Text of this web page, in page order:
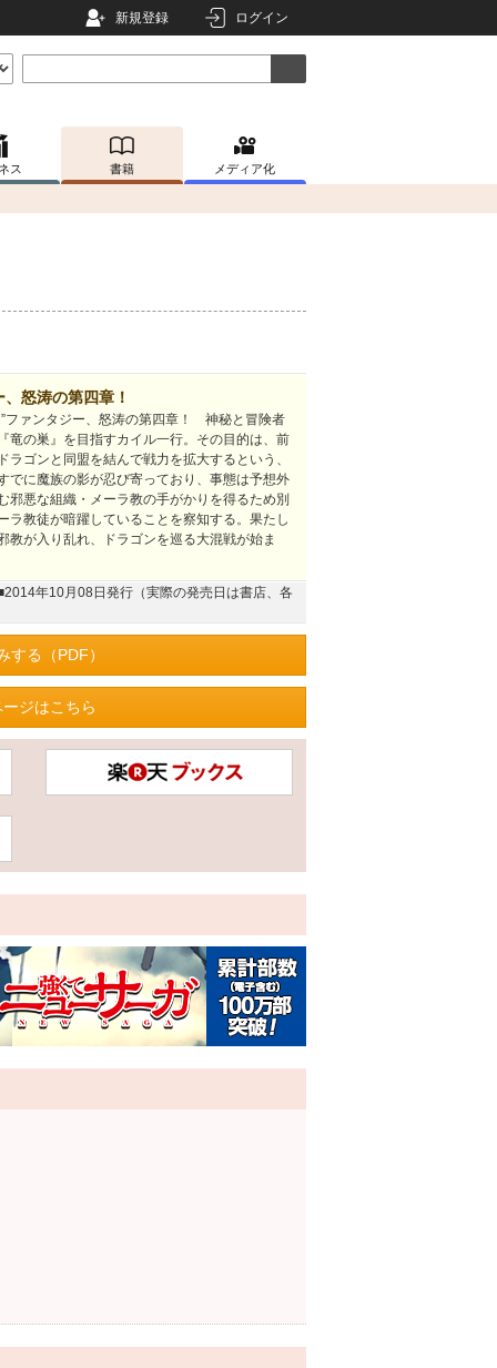
新規登録 ログイン
ス 書籍 メディア化
怒涛の第四章！
ファンタジー、怒涛の第四章！ 神秘と冒険者
竜の巣』を目指すカイル一行。その目的は、前
ゴンと同盟を結んで戦力を拡大するという、
に魔族の影が忍び寄っており、事態は予想外
邪悪な組織・メーラ教の手がかりを得るため別
ラ教徒が暗躍していることを察知する。果たし
が入り乱れ、ドラゴンを巡る大混戦が始ま
年10月08日発行（実際の発売日は書店、各
する（PDF）
ジはこちら